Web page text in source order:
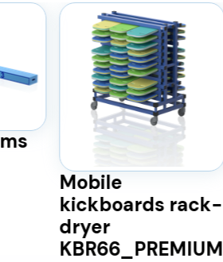
Mobile
kickboards rack-
dryer
KBR66_PREMIUM